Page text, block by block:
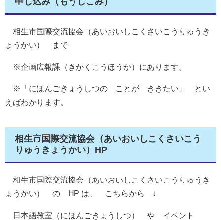
相生市国際交流協会（あいおいしこくさいこうりゅうき
ょうかい） まで
※企画広報課（きかくこうほうか）にあります。
※「にほんごきょうしつの ことが ききたい」 とい
えばわかります。
相生市国際交流協会（あいおいしこくさいこう
りゅうきょうかい）HP
相生市国際交流協会（あいおいしこくさいこうりゅうき
ょうかい） の HP は、 こちらから ↓
日本語教室（にほんごきょうしつ） や イベント